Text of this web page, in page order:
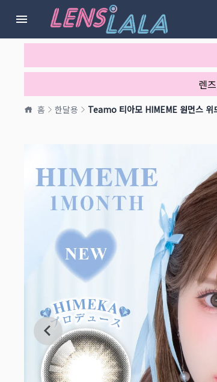
렌
홈 한달용 Teamo 티아모 HIMEME 원먼스 위